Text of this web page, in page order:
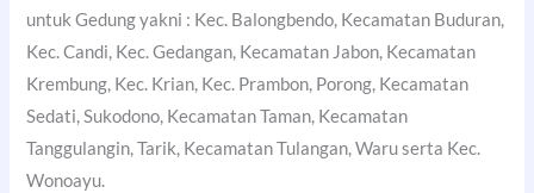
untuk Gedung yakni : Kec. Balongbendo, Kecamatan Buduran,
Kec. Candi, Kec. Gedangan, Kecamatan Jabon, Kecamatan
Krembung, Kec. Krian, Kec. Prambon, Porong, Kecamatan
Sedati, Sukodono, Kecamatan Taman, Kecamatan
Tanggulangin, Tarik, Kecamatan Tulangan, Waru serta Kec.
Wonoayu.